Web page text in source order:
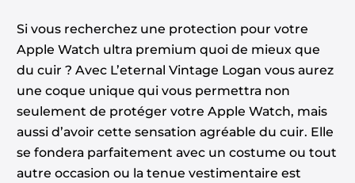
Si vous recherchez une protection pour votre
Apple Watch ultra premium quoi de mieux que
du cuir ? Avec L’eternal Vintage Logan vous aurez
une coque unique qui vous permettra non
seulement de protéger votre Apple Watch, mais
aussi d’avoir cette sensation agréable du cuir. Elle
se fondera parfaitement avec un costume ou tout
autre occasion ou la tenue vestimentaire est